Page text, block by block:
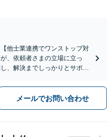
他士業連携でワンストップ対
、依頼者さまの立場に立っ
、解決までしっかりとサポー
メールでお問い合わせ